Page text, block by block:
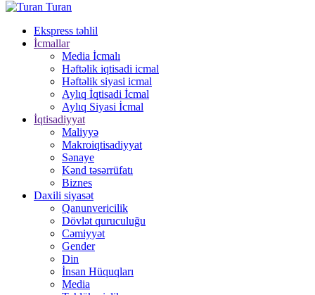
Turan
Ekspress təhlil
İcmallar
Media İcmalı
Həftəlik iqtisadi icmal
Həftəlik siyasi icmal
Aylıq İqtisadi İcmal
Aylıq Siyasi İcmal
İqtisadiyyat
Maliyyə
Makroiqtisadiyyat
Sənaye
Kənd təsərrüfatı
Biznes
Daxili siyasət
Qanunvericilik
Dövlət quruculuğu
Cəmiyyət
Gender
Din
İnsan Hüquqları
Media